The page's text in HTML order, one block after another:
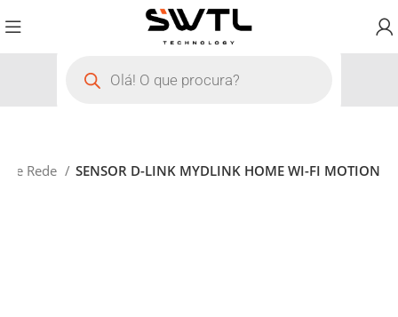
de Rede SENSOR D-LINK MYDLINK HOME WI-FI MOTION